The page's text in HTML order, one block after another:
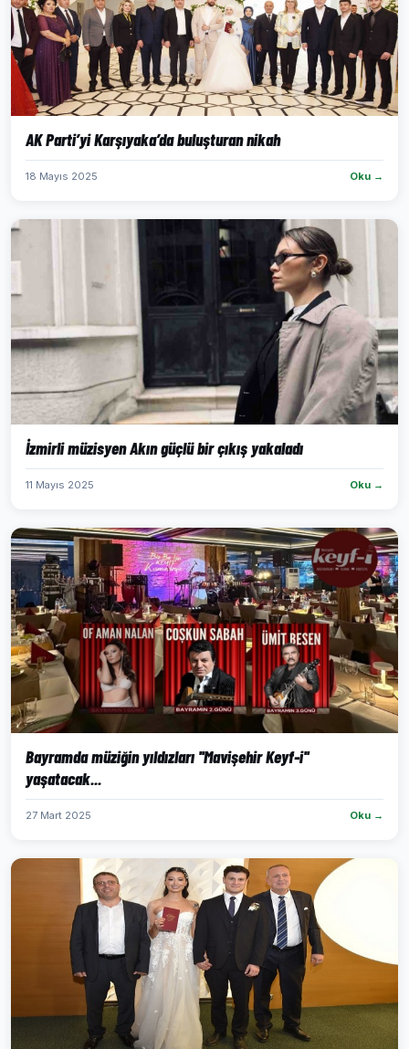
AK Parti’yi Karşıyaka’da buluşturan nikah
18 Mayıs 2025 Oku →
İzmirli müzisyen Akın güçlü bir çıkış yakaladı
11 Mayıs 2025 Oku →
Bayramda müziğin yıldızları ''Mavişehir Keyf-i''
yaşatacak...
27 Mart 2025 Oku →